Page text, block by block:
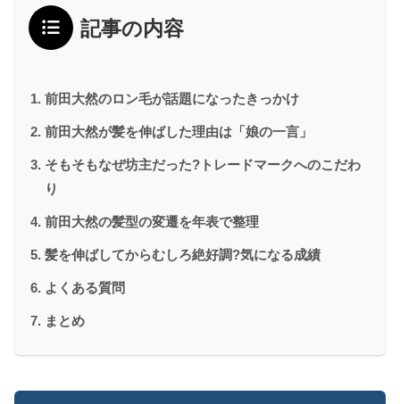
記事の内容
前田大然のロン毛が話題になったきっかけ
前田大然が髪を伸ばした理由は「娘の一言」
そもそもなぜ坊主だった?トレードマークへのこだわ
り
前田大然の髪型の変遷を年表で整理
髪を伸ばしてからむしろ絶好調?気になる成績
よくある質問
まとめ